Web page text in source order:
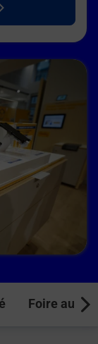
Foire aux